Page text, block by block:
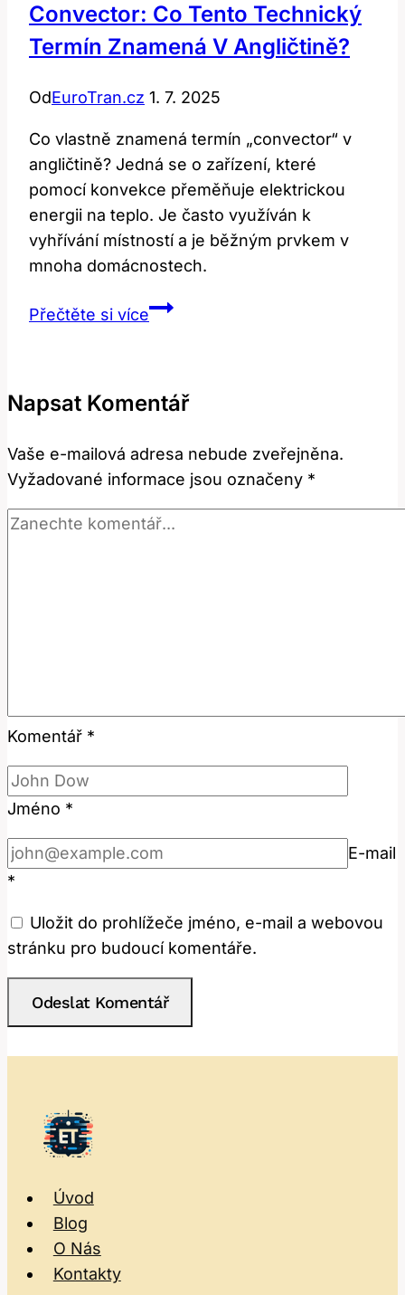
Řemeslníka
nebo
Convector: Co Tento Technický
Termín Znamená V Angličtině?
OdEuroTran.cz 1. 7. 2025
Co vlastně znamená termín „convector“ v
angličtině? Jedná se o zařízení, které
pomocí konvekce přeměňuje elektrickou
energii na teplo. Je často využíván k
vyhřívání místností a je běžným prvkem v
mnoha domácnostech.
Přečtěte si víceConvector:
Termín
v
Angličtině?
Napsat Komentář
Vaše e-mailová adresa nebude zveřejněna.
Vyžadované informace jsou označeny *
Komentář *
Jméno *
E-mail
*
Uložit do prohlížeče jméno, e-mail a webovou
stránku pro budoucí komentáře.
Úvod
Blog
O Nás
Kontakty